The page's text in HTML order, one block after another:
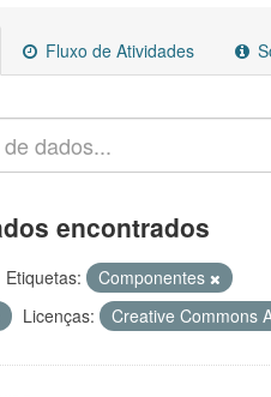
Fluxo de Atividades
encontrados
Etiquetas:
Componentes
Licenças: Creative Commons